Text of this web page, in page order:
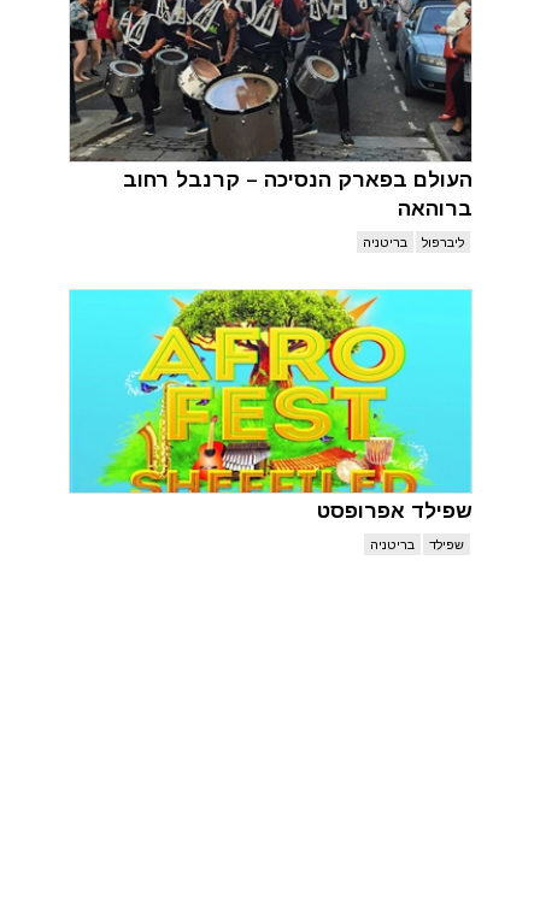
העולם בפארק הנסיכה – קרנבל רחוב
ברוהאה
ליברפול בריטניה
שפילד אפרופסט
שפילד בריטניה